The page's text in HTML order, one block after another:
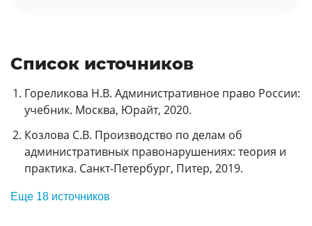
Список источников
Гореликова Н.В. Административное право России:
учебник. Москва, Юрайт, 2020.
Козлова С.В. Производство по делам об
административных правонарушениях: теория и
практика. Санкт-Петербург, Питер, 2019.
Еще 18 источников